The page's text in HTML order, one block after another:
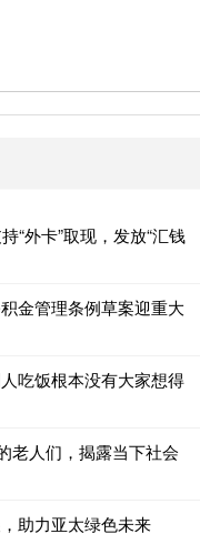
“外卡”取现，发放“汇钱
金管理条例草案迎重大
吃饭根本没有大家想得
老人们，揭露当下社会
助力亚太绿色未来